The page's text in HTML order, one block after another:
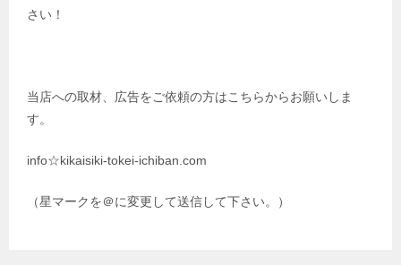
さい！
当店への取材、広告をご依頼の方はこちらからお願いしま
す。
info☆kikaisiki-tokei-ichiban.com
（星マークを＠に変更して送信して下さい。）